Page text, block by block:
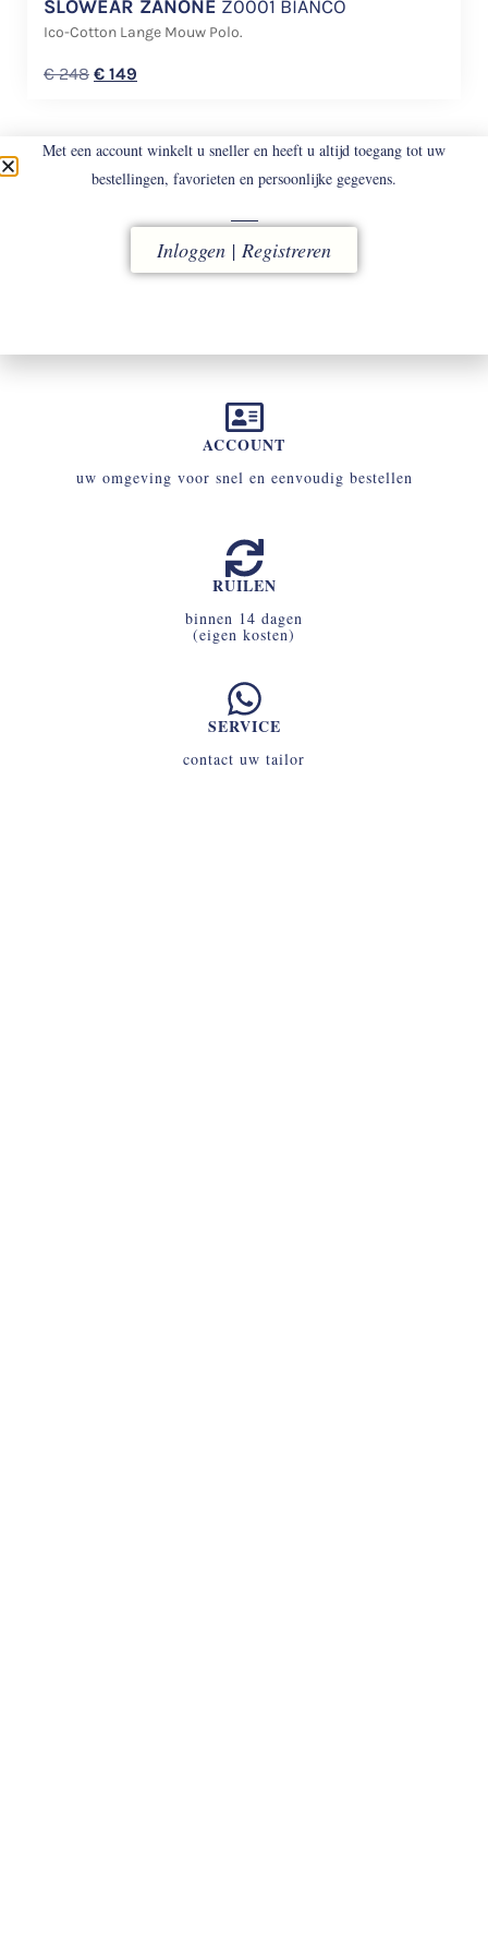
SLOWEAR ZANONE Z0001 BIANCO
Ico-Cotton Lange Mouw Polo.
€248 € 149
LEVERING
ACCOUNT
uw omgeving voor snel en eenvoudig bestellen
RUILEN
binnen 14 dagen
(eigen kosten)
SERVICE
contact uw tailor
Met een account winkelt u sneller en heeft u altijd toegang tot uw
bestellingen, favorieten en persoonlijke gegevens.
Inloggen | Registreren